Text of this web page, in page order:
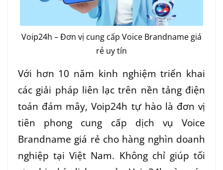
Voip24h – Đơn vị cung cấp Voice Brandname giá
rẻ uy tín
Với hơn 10 năm kinh nghiệm triển khai
các giải pháp liên lạc trên nền tảng điện
toán đám mây, Voip24h tự hào là đơn vị
tiên phong cung cấp dịch vụ Voice
Brandname giá rẻ cho hàng nghìn doanh
nghiệp tại Việt Nam. Không chỉ giúp tối